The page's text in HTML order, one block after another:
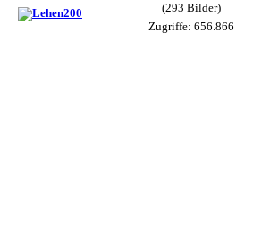
(293 Bilder)
Zugriffe: 656.866